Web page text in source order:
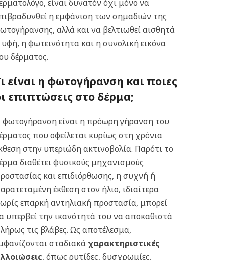
είναι δυνατόν όχι μόνο να
η εμφάνιση των σημαδιών της
αλλά και να βελτιωθεί αισθητά
η φωτεινότητα και η συνολική εικόνα
δέρματος.
είναι η φωτογήρανση και ποιες
επιπτώσεις στο δέρμα;
φωτογήρανση είναι η πρόωρη γήρανση του
που οφείλεται κυρίως στη χρόνια
στην υπεριώδη ακτινοβολία. Παρότι το
διαθέτει φυσικούς μηχανισμούς
και επιδιόρθωσης, η συχνή ή
έκθεση στον ήλιο, ιδιαίτερα
επαρκή αντηλιακή προστασία, μπορεί
υπερβεί την ικανότητά του να αποκαθιστά
τις βλάβες. Ως αποτέλεσμα,
σταδιακά χαρακτηριστικές
, όπως ρυτίδες, δυσχρωμίες,